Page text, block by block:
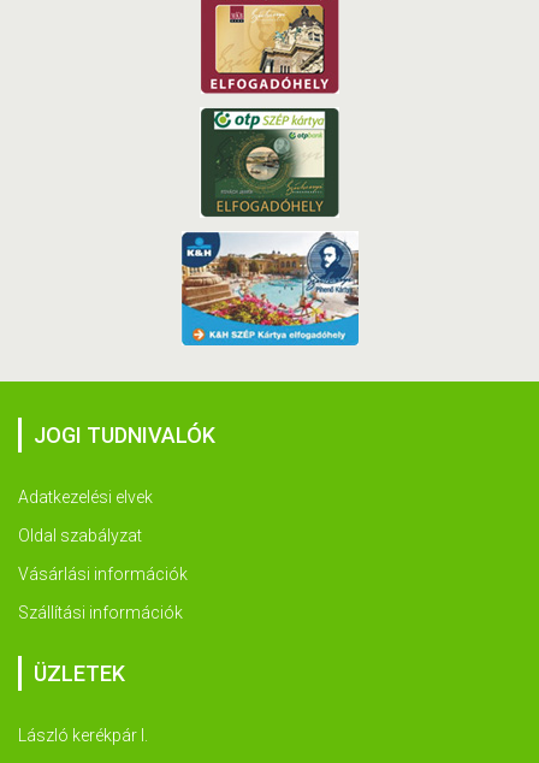
JOGI TUDNIVALÓK
Adatkezelési elvek
Oldal szabályzat
Vásárlási információk
Szállítási információk
ÜZLETEK
László kerékpár I.